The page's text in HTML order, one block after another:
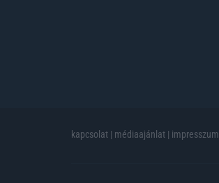
kapcsolat | médiaajánlat | impresszum